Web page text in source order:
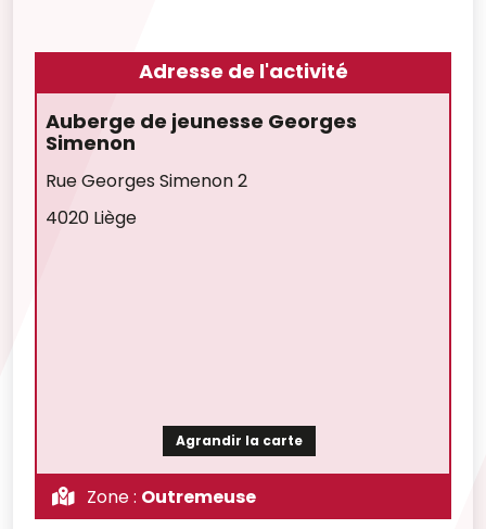
Adresse de l'activité
Auberge de jeunesse Georges
Simenon
Rue Georges Simenon 2
4020 Liège
Agrandir la carte
Zone : Outremeuse